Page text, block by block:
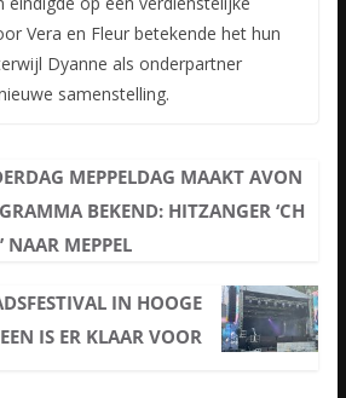
Vera en Fleur betekende het hun
Dyanne als onderpartner
samenstelling.
MEPPELDAG MAAKT AVON
BEKEND: HITZANGER ‘CH
NAAR MEPPEL
IN HOOGE
IS ER KLAAR VOOR